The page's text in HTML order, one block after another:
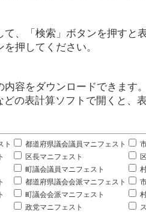
、「検索」ボタンを押すと
押してください。
容をダウンロードできます。
の表計算ソフトで開くと、
ト 都道府県議会議員マニフェスト
区長マニフェスト
町議会議員マニフェスト
都道府県議会会派マニフェスト
町議会会派マニフェスト
政党マニフェスト